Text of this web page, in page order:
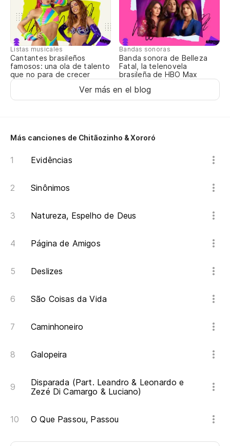
Listas musicales
Cantantes brasileños
famosos: una ola de talento
que no para de crecer
Bandas sonoras
Banda sonora de Belleza
Fatal, la telenovela
brasileña de HBO Max
Ver más en el blog
Más canciones de Chitãozinho & Xororó
Evidências
Sinônimos
Natureza, Espelho de Deus
Página de Amigos
Deslizes
São Coisas da Vida
Caminhoneiro
Galopeira
Disparada (Part. Leandro & Leonardo e
Zezé Di Camargo & Luciano)
O Que Passou, Passou